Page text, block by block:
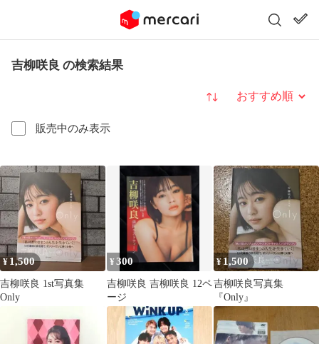
吉柳咲良 の検索結果
販売中のみ表示
並び替え
¥ 1,500
吉柳咲良 1st写真集
Only
¥300
吉柳咲良 吉柳咲良 12ペ
ージ
¥1,500
吉柳咲良写真集
『Only』